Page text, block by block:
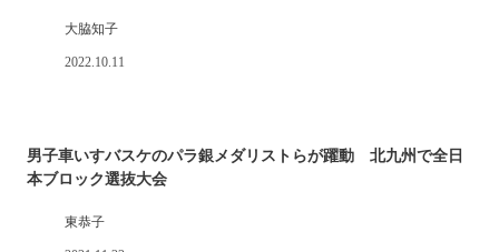
大脇知子
2022.10.11
男子車いすバスケのパラ銀メダリストらが躍動 北九州で全日
本ブロック選抜大会
東恭子